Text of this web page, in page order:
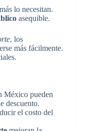
lo necesitan.
asequible.
, los
más fácilmente.
México pueden
descuento.
el costo del